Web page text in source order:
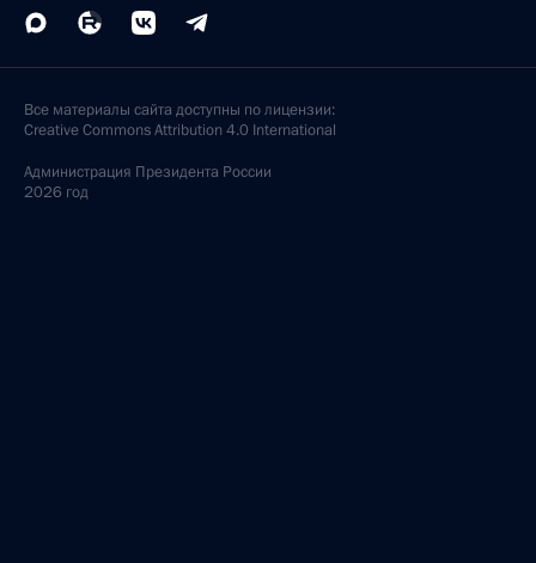
Все материалы сайта доступны по лицензии:
Creative Commons Attribution 4.0 International
Администрация Президента России
2026 год